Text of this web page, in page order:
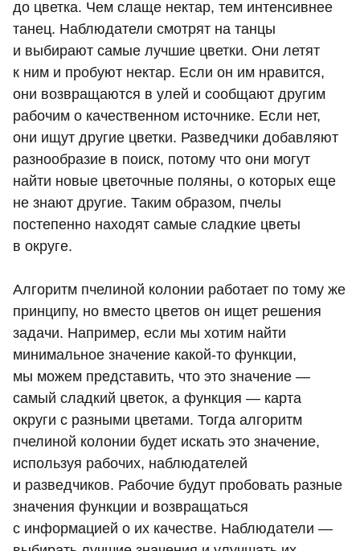
до цветка. Чем слаще нектар, тем интенсивнее
танец. Наблюдатели смотрят на танцы
и выбирают самые лучшие цветки. Они летят
к ним и пробуют нектар. Если он им нравится,
они возвращаются в улей и сообщают другим
рабочим о качественном источнике. Если нет,
они ищут другие цветки. Разведчики добавляют
разнообразие в поиск, потому что они могут
найти новые цветочные поляны, о которых еще
не знают другие. Таким образом, пчелы
постепенно находят самые сладкие цветы
в округе.
Алгоритм пчелиной колонии работает по тому же
принципу, но вместо цветов он ищет решения
задачи. Например, если мы хотим найти
минимальное значение какой-то функции,
мы можем представить, что это значение —
самый сладкий цветок, а функция — карта
округи с разными цветами. Тогда алгоритм
пчелиной колонии будет искать это значение,
используя рабочих, наблюдателей
и разведчиков. Рабочие будут пробовать разные
значения функции и возвращаться
с информацией о их качестве. Наблюдатели —